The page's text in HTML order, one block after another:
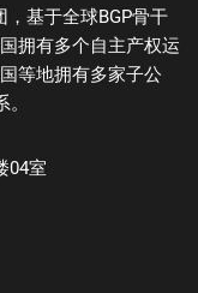
基于全球BGP骨干
拥有多个自主产权运
等地拥有多家子公
04室